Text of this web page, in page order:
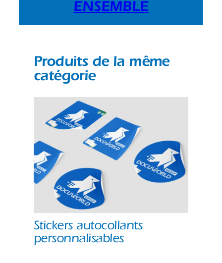
ENSEMBLE
Produits de la même
catégorie
Stickers autocollants
personnalisables